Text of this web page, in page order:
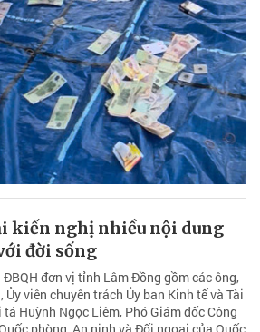
kiến nghị nhiều nội dung
đời sống
đơn vị tỉnh Lâm Đồng gồm các ông,
Ủy viên chuyên trách Ủy ban Kinh tế và Tài
Huỳnh Ngọc Liêm, Phó Giám đốc Công